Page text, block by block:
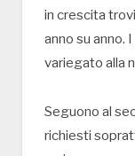
in crescita
anno su anno.
variegato alla
Seguono al
richiesti